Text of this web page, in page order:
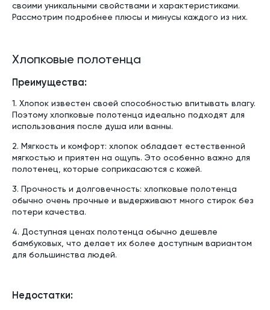
своими уникальными свойствами и характеристиками.
Рассмотрим подробнее плюсы и минусы каждого из них.
Хлопковые полотенца
Преимущества:
1. Хлопок известен своей способностью впитывать влагу.
Поэтому хлопковые полотенца идеально подходят для
использования после душа или ванны.
2. Мягкость и комфорт: хлопок обладает естественной
мягкостью и приятен на ощупь. Это особенно важно для
полотенец, которые соприкасаются с кожей.
3. Прочность и долговечность: хлопковые полотенца
обычно очень прочные и выдерживают много стирок без
потери качества.
4. Доступная ценах полотенца обычно дешевле
бамбуковых, что делает их более доступным вариантом
для большинства людей.
Недостатки: